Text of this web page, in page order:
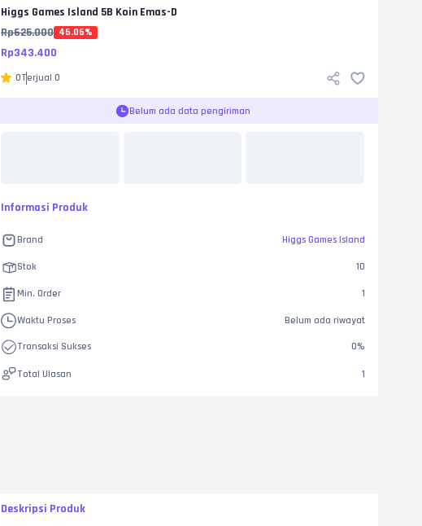
Higgs Games Island 5B Koin Emas-D
Rp625.000 45.06%
Rp343.400
0Terjual 0
Belum ada data pengiriman
Informasi Produk
Brand Higgs Games Island
Stok 10
Min. Order 1
Waktu Proses Belum ada riwayat
Transaksi Sukses 0%
Total Ulasan 1
Deskripsi Produk